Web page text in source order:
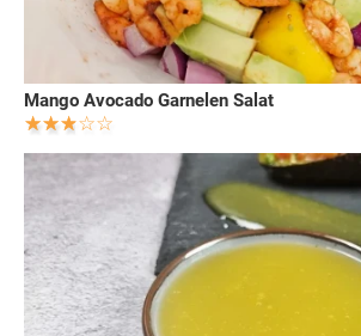
Mango Avocado Garnelen Salat